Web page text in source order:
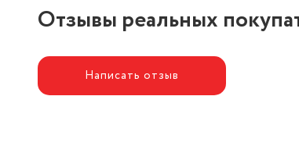
Отзывы реальных
Написать отзыв